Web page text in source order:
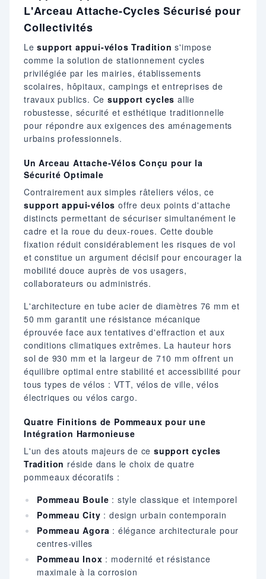
L'Arceau Attache-Cycles Sécurisé pour
Collectivités
Lesupport appui-vélos Tradition s'impose
comme la solution de stationnement cycles
privilégiée par les mairies, établissements
scolaires, hôpitaux, campings et entreprises de
travaux publics. Cesupport cycles allie
robustesse, sécurité et esthétique traditionnelle
pour répondre aux exigences des aménagements
urbains professionnels.
Un Arceau Attache-Vélos Conçu pour la
Sécurité Optimale
Contrairement aux simples râteliers vélos, ce
support appui-vélos offre deux points d'attache
distincts permettant de sécuriser simultanément le
cadre et la roue du deux-roues. Cette double
fixation réduit considérablement les risques de vol
et constitue un argument décisif pour encourager la
mobilité douce auprès de vos usagers,
collaborateurs ou administrés.
L'architecture en tube acier de diamètres 76 mm et
50 mm garantit une résistance mécanique
éprouvée face aux tentatives d'effraction et aux
conditions climatiques extrêmes. La hauteur hors
sol de 930 mm et la largeur de 710 mm offrent un
équilibre optimal entre stabilité et accessibilité pour
tous types de vélos : VTT, vélos de ville, vélos
électriques ou vélos cargo.
Quatre Finitions de Pommeaux pour une
Intégration Harmonieuse
L'un des atouts majeurs de ce support cycles
Tradition réside dans le choix de quatre
pommeaux décoratifs :
Pommeau Boule : style classique et intemporel
Pommeau City : design urbain contemporain
Pommeau Agora : élégance architecturale pour
centres-villes
Pommeau Inox : modernité et résistance
maximale à la corrosion